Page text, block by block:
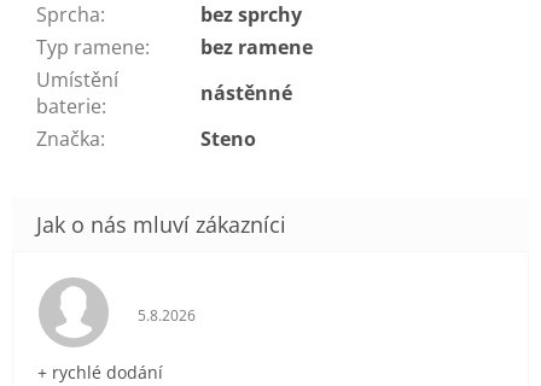
Sprcha:
bez sprchy
Typ ramene:
bez ramene
Umístění
baterie:
nástěnné
Značka: Steno
Hodnocení obchodu je 5 z 5 hvězdiček.
5.8.2026
+ rychlé dodání